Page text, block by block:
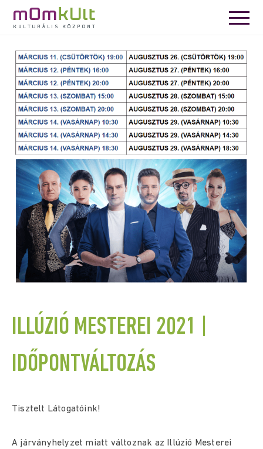
ILLÚZIÓ MESTEREI 2021 |
IDŐPONTVÁLTOZÁS
Tisztelt Látogatóink!
A járványhelyzet miatt változnak az Illúzió Mesterei